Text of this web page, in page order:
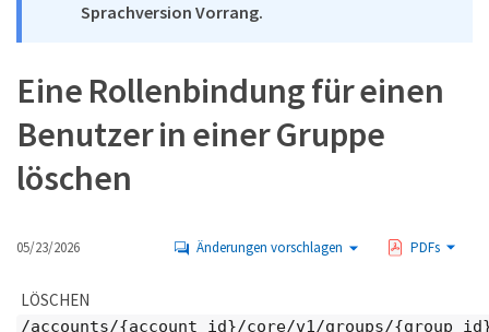
Sprachversion Vorrang.
Eine Rollenbindung für einen
Benutzer in einer Gruppe
löschen
05/23/2026 Änderungen vorschlagen PDFs
LÖSCHEN
/accounts/{account_id}/core/v1/groups/